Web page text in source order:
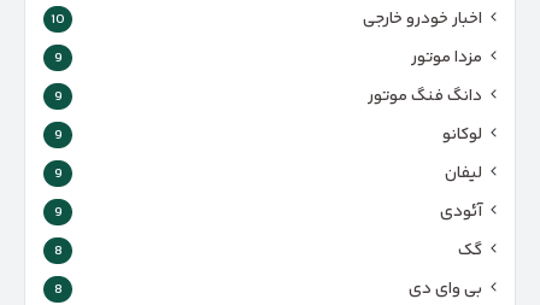
اخبار خودرو خارجی 10
مزدا موتور 9
دانگ فنگ موتور 9
لوکانو 9
لیفان 9
آئودی 9
گک 8
بی وای دی 8